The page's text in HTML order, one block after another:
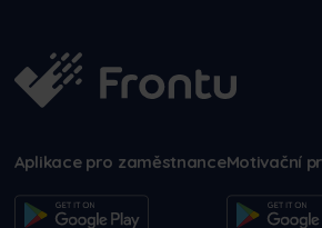
Aplikace pro zaměstnanceMotivační